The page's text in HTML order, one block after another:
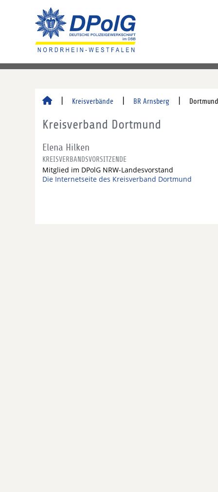
Kreisverbände BR Arnsberg Dortmund
Kreisverband Dortmund
Elena Hilken
KREISVERBANDSVORSITZENDE
Mitglied im DPolG NRW-Landesvorstand
Die Internetseite des Kreisverband Dortmund